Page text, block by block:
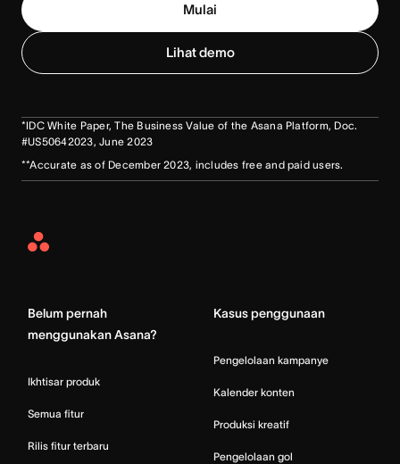
Mulai
Lihat demo
*IDC White Paper, The Business Value of the Asana Platform, Doc.
#US50642023, June 2023
**Accurate as of December 2023, includes free and paid users.
Asana
Belum pernah
menggunakan Asana?
Ikhtisar produk
Semua fitur
Rilis fitur terbaru
Kasus penggunaan
Pengelolaan kampanye
Kalender konten
Produksi kreatif
Pengelolaan gol